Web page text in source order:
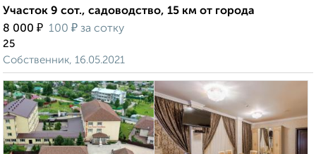
Участок 9 сот., садоводство, 15 км от города
8 000 ₽ 100 ₽ за сотку
25
Собственник, 16.05.2021